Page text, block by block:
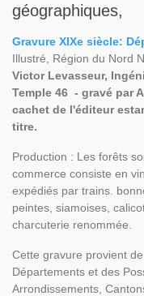
géographiques,
Gravure XIXe siècle:
Illustré, Région du Nord
Victor Levasseur,
Temple 46 - gravé par
cachet de l'éditeur
titre.
Production : Les forêts
commerce consiste en
expédiés par trains.
peintes, siamoises,
charcuterie renommée.
Cette gravure provient
Départements et des
Arrondissements,